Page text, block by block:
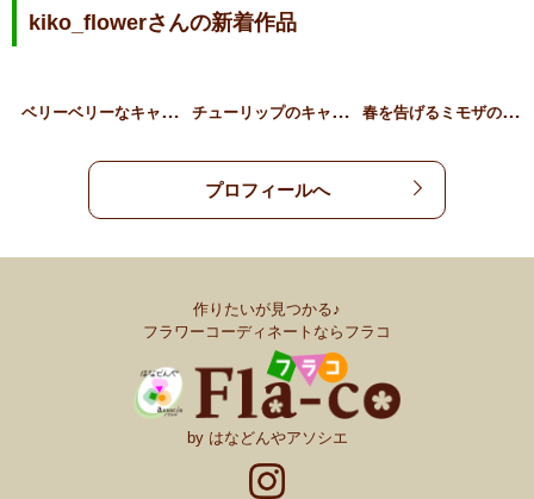
kiko_flowerさんの新着作品
ベ
リーベリーなキャンドルリ… チ
ューリップのキャンドルリ… 春
を告げるミモザのキャンド…
プロフィールへ
作りたいが見つかる♪
フラワーコーディネートならフラコ
by はなどんやアソシエ